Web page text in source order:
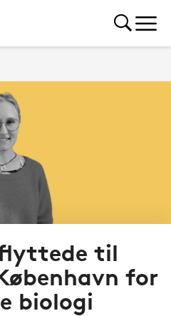
til
for
biologi